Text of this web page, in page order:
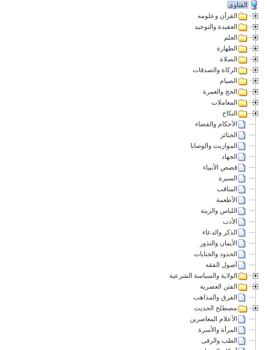
الفتاوى
القرآن وعلومه
العقيدة والتوحيد
العلم
الطهارة
الصلاة
الزكاة والصدقات
الصيام
الحج والعمرة
المعاملات
النكاح
الأحكام والقضاء
الجنائز
المواريث والوصايا
الجهاد
قصص الأنبياء
السيرة
المناقب
الأطعمة
اللباس والزينة
الأدب
الذكر والدعاء
الأيمان والنذور
الحدود والجنايات
أصول الفقه
الولاية والسياسة الشرعية
الفتن العصرية
الفرق والمذاهب
مصطلح الحديث
الأعلام المعاصرين
المرأة والأسرة
الطب والرقى